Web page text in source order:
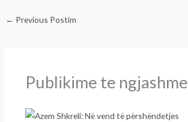
← Previous Postim
Publikime te ngjashme